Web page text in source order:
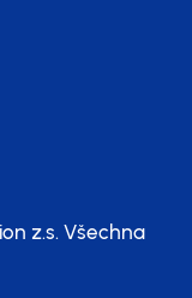
z.s.Všechna